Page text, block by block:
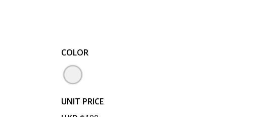
COLOR
UNIT PRICE